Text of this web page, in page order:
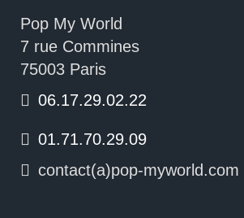
Pop My World
7 rue Commines
75003 Paris
06.17.29.02.22
01.71.70.29.09
contact(a)pop-myworld.com